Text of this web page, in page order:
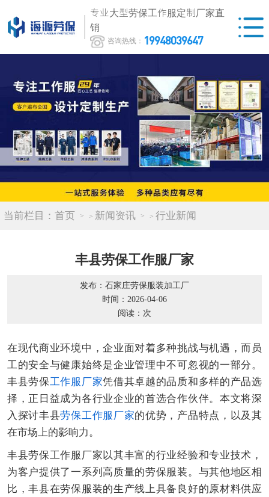
专业大型劳保工作服定制厂家直
销
咨询热线： 19948039647
当前栏目： 首页 > 新闻资讯 > 行业新闻
丰县劳保工作服厂家
发布：石家庄劳保服装加工厂
时间：2026-04-06
阅读： 次
在现代商业环境中，企业面对着多种挑战与机遇，而员
工的安全与健康始终是企业管理中不可忽视的一部分。
丰县劳保工作服厂家凭借其卓越的品质和多样的产品选
择，正日益成为各行业企业的首选合作伙伴。本文将深
入探讨丰县劳保工作服厂家的优势，产品特点，以及其
在市场上的影响力。
丰县劳保工作服厂家以其丰富的行业经验和专业技术，
为客户提供了一系列高质量的劳保服装。与其他地区相
比，丰县在劳保服装的生产线上具备良好的原材料供应